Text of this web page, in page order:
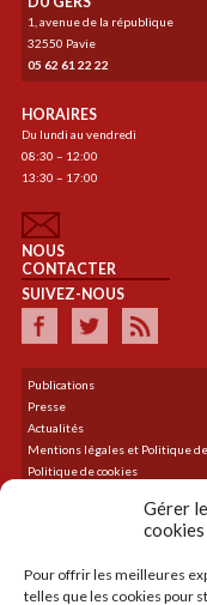
Gérer
cookies
Pour offrir les meilleures
telles que les cookies pour
1, avenue de la république
32550 Pavie
05 62 61 22 22
HORAIRES
Du lundi au vendredi
08:30 – 12:00
13:30 – 17:00
NOUS
CONTACTER
SUIVEZ-NOUS
Publications
Presse
Actualités
Mentions légales et Politique
Politique de cookies
DERNIER TWEET